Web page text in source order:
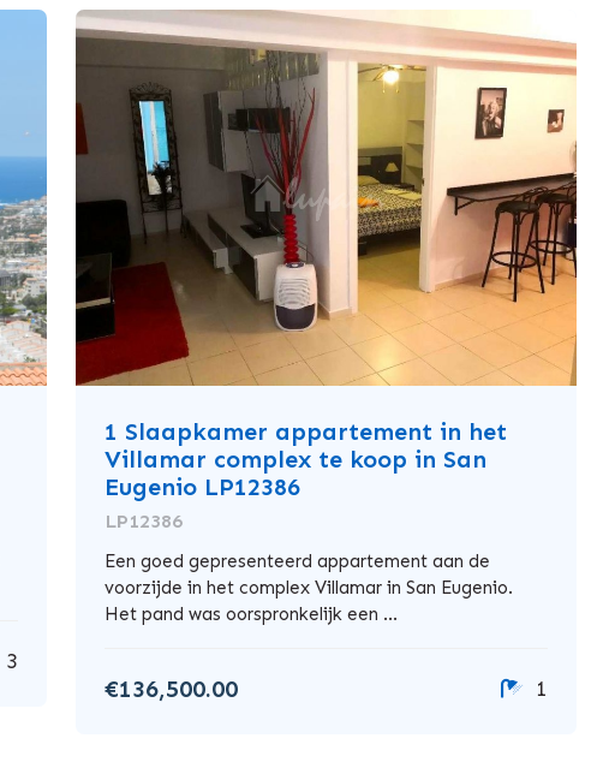
3
1 Slaapkamer appartement in het
Villamar complex te koop in San
Eugenio LP12386
LP12386
Een goed gepresenteerd appartement aan de
voorzijde in het complex Villamar in San Eugenio.
Het pand was oorspronkelijk een ...
€136,500.00 1